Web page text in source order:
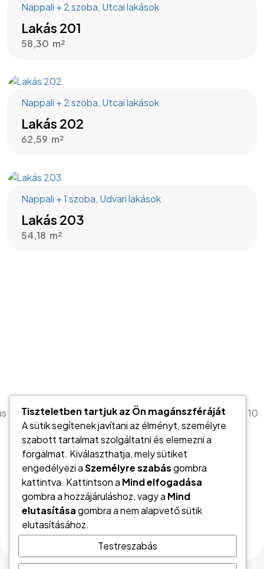
Nappali + 2 szoba, Utcai lakások
Lakás 201
58,30
Nappali + 2 szoba, Utcai lakások
Lakás 202
62,59
Nappali + 1 szoba, Udvari lakások
Lakás 203
54,18
1 2 3 4 5 6 7 8 9 10
Tiszteletben tartjuk az Ön magánszféráját
A sütik segítenek javítani az élményt, személyre
szabott tartalmat szolgáltatni és elemezni a
forgalmat. Kiválaszthatja, mely sütiket
engedélyezi aSzemélyre szabásgombra
kattintva. Kattintson a Mind elfogadása
gombra a hozzájáruláshoz, vagy a Mind
elutasításagombra a nem alapvető sütik
elutasításához.
Testreszabás